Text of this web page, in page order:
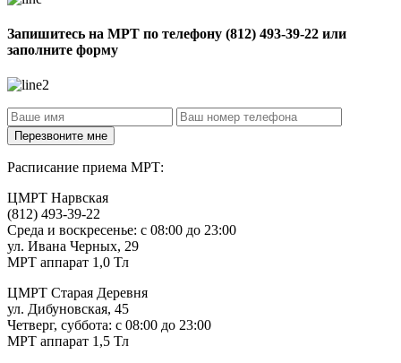
Запишитесь на МРТ по телефону (812) 493-39-22 или
заполните форму
Расписание приема МРТ:
ЦМРТ Нарвская
(812) 493-39-22
Среда и воскресенье: с 08:00 до 23:00
ул. Ивана Черных, 29
МРТ аппарат 1,0 Тл
ЦМРТ Старая Деревня
ул. Дибуновская, 45
Четверг, суббота: с 08:00 до 23:00
МРТ аппарат 1,5 Тл